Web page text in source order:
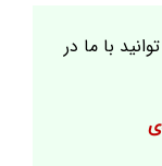
با ما در